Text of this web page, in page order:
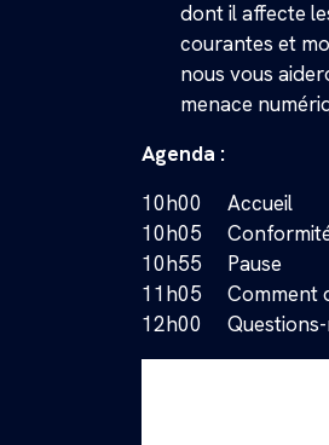
dont il affecte
courantes et
nous vous
menace
Agenda :
10h00
10h05
10h55
11h05
12h00
Accueil
Pause
Comment